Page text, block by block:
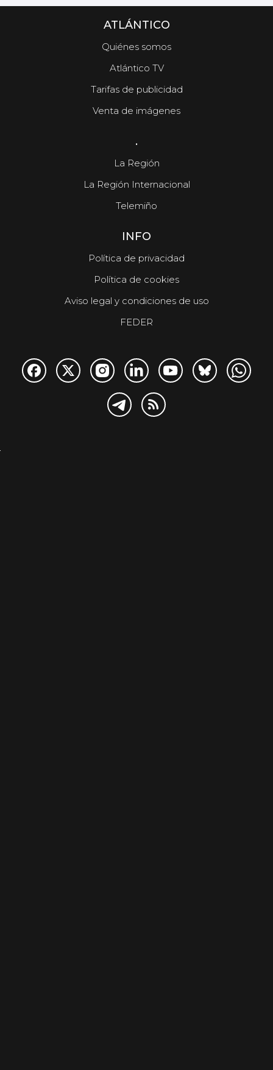
ATLÁNTICO
Quiénes somos
Atlántico TV
Tarifas de publicidad
Venta de imágenes
.
La Región
La Región Internacional
Telemiño
INFO
Política de privacidad
Política de cookies
Aviso legal y condiciones de uso
FEDER